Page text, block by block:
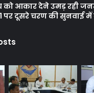
को आकार देने उमड़ रही
दूसरे चरण की सुनवाई में